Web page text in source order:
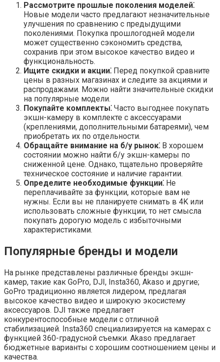
Рассмотрите прошлые поколения моделей⁚
Новые модели часто предлагают незначительные
улучшения по сравнению с предыдущими
поколениями. Покупка прошлогодней модели
может существенно сэкономить средства,
сохранив при этом высокое качество видео и
функциональность.
Ищите скидки и акции⁚ Перед покупкой сравните
цены в разных магазинах и следите за акциями и
распродажами. Можно найти значительные скидки
на популярные модели.
Покупайте комплекты⁚ Часто выгоднее покупать
экшн-камеру в комплекте с аксессуарами
(креплениями, дополнительными батареями), чем
приобретать их по отдельности.
Обращайте внимание на б/у рынок⁚ В хорошем
состоянии можно найти б/у экшн-камеры по
сниженной цене. Однако, тщательно проверяйте
техническое состояние и наличие гарантии.
Определите необходимые функции⁚ Не
переплачивайте за функции, которые вам не
нужны. Если вы не планируете снимать в 4K или
использовать сложные функции, то нет смысла
покупать дорогую модель с избыточными
характеристиками.
Популярные бренды и модели
На рынке представлены различные бренды экшн-
камер, такие как GoPro, DJI, Insta360, Akaso и другие;
GoPro традиционно является лидером, предлагая
высокое качество видео и широкую экосистему
аксессуаров. DJI также предлагает
конкурентоспособные модели с отличной
стабилизацией. Insta360 специализируется на камерах с
функцией 360-градусной съемки. Akaso предлагает
бюджетные варианты с хорошим соотношением цены и
качества.